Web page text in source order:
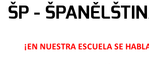
ŠP -
¡EN NUESTRA ESCUELA SE